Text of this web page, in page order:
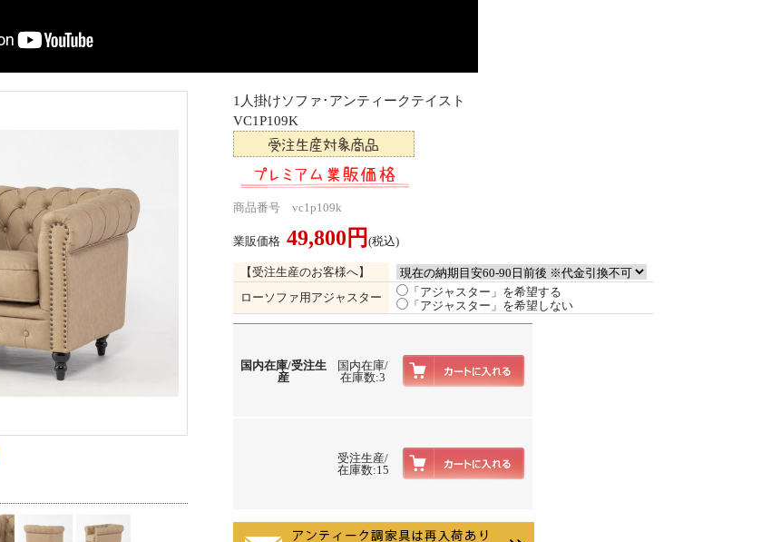
1人掛けソファ･アンティークテイスト
VC1P109K
商品番号 vc1p109k
業販価格 49,800円 (税込)
【受注生産のお客様へ】
ローソファ用アジャスター
「アジャスター」を希望する
「アジャスター」を希望しない
国内在庫/受注生
産
国内在庫/
在庫数:3
受注生産/
在庫数:15